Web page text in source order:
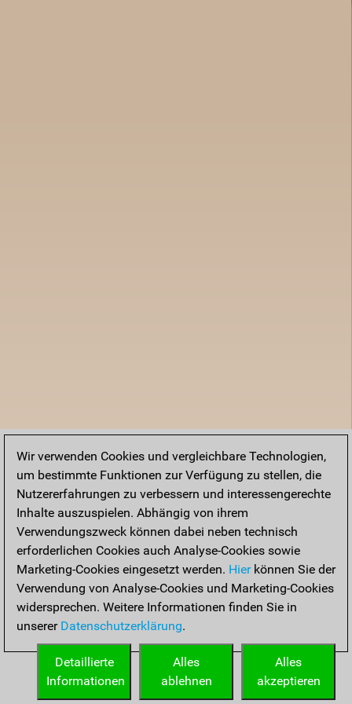
Wir verwenden Cookies und vergleichbare Technologien,
um bestimmte Funktionen zur Verfügung zu stellen, die
Nutzererfahrungen zu verbessern und interessengerechte
Inhalte auszuspielen. Abhängig von ihrem
Verwendungszweck können dabei neben technisch
erforderlichen Cookies auch Analyse-Cookies sowie
Marketing-Cookies eingesetzt werden. Hierkönnen Sie der
Verwendung von Analyse-Cookies und Marketing-Cookies
widersprechen. Weitere Informationen finden Sie in
unserer Datenschutzerklärung.
Alles
akzeptieren
Alles
ablehnen
Detaillierte
Informationen